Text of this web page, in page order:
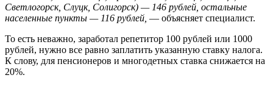
Светлогорск, Слуцк, Солигорск) — 146 рублей, остальные
населенные пункты — 116 рублей, — объясняет специалист.
То есть неважно, заработал репетитор 100 рублей или 1000
рублей, нужно все равно заплатить указанную ставку налога.
К слову, для пенсионеров и многодетных ставка снижается на
20%.